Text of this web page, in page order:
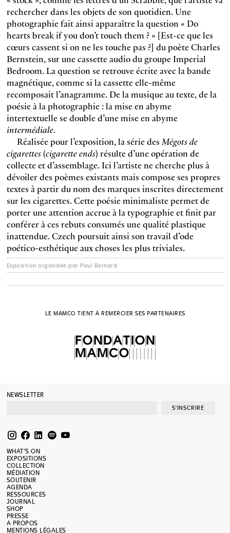
rechercher dans les objets de son quotidien. Une
photographie fait ainsi apparaître la question « Do
hearts break if you don’t touch them ? » [Est-ce que les
cœurs cassent si on ne les touche pas ?] du poète Charles
Bernstein, sur une cassette audio du groupe Imperial
Bedroom. La question se retrouve écrite avec la bande
magnétique, comme si la cassette elle-même
recomposait l’anagramme. De la musique au texte, de la
poésie à la photographie : la mise en abyme
intertextuelle se double d’une mise en abyme
intermédiale.
Réalisée pour l’exposition, la série desMégots de
cigarettes(cigarette ends) résulte d’une opération de
collecte et d’assemblage. Ici l’artiste ne cherche plus à
dévoiler des poèmes existants mais compose ses propres
textes à partir du nom des marques inscrites directement
sur les cigarettes. Cette poésie minimaliste permet de
porter une attention accrue à la typographie et finit par
conférer à ces rebuts consumés une qualité plastique
inattendue. Czech poursuit ainsi son travail d’ode
poético-esthétique aux choses les plus triviales.
Exposition organisée par Paul Bernard
LE MAMCO TIENT À REMERCIER SES PARTENAIRES
NEWSLETTER
S'INSCRIRE
WHAT’S ON
EXPOSITIONS
COLLECTION
MÉDIATION
SOUTENIR
AGENDA
RESSOURCES
JOURNAL
SHOP
PRESSE
A PROPOS
MENTIONS LÉGALES